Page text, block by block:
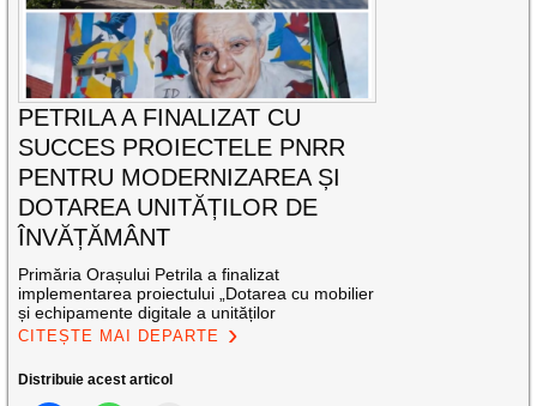
PETRILA A FINALIZAT CU
SUCCES PROIECTELE PNRR
PENTRU MODERNIZAREA ȘI
DOTAREA UNITĂȚILOR DE
ÎNVĂȚĂMÂNT
Primăria Orașului Petrila a finalizat
implementarea proiectului „Dotarea cu mobilier
și echipamente digitale a unităților
CITEȘTE MAI DEPARTE
Distribuie acest articol